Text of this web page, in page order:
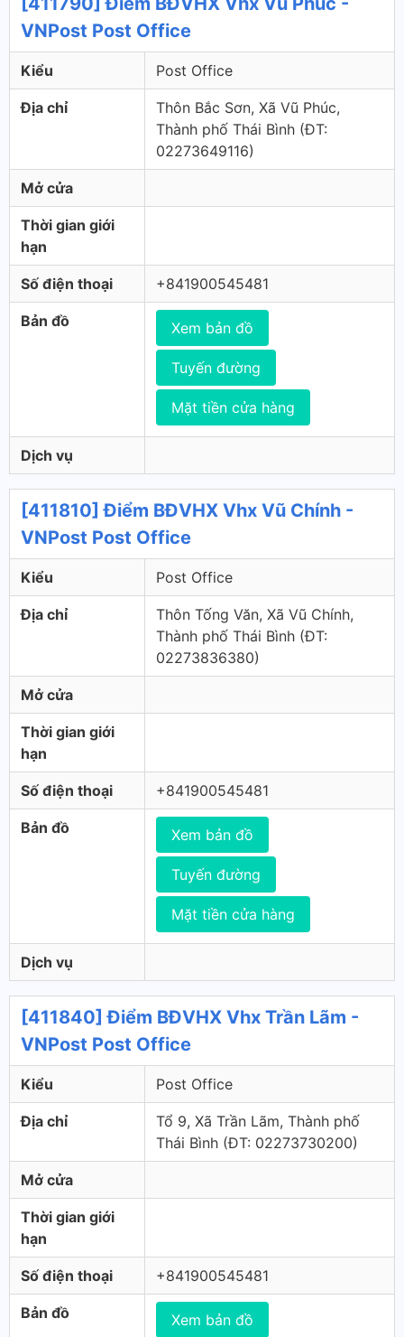
VNPost Post Office
Kiểu Post Office
Địa chỉ
Thôn Bắc Sơn, Xã Vũ Phúc,
Thành phố Thái Bình (ÐT:
02273649116)
Mở cửa
Thời gian giới
hạn
Số điện thoại +841900545481
Bản đồ Xem bản đồ
Tuyến đường
Mặt tiền cửa hàng
Dịch vụ
[411810] Điểm BĐVHX Vhx Vũ Chính -
VNPost Post Office
Kiểu Post Office
Địa chỉ
Thôn Tống Văn, Xã Vũ Chính,
Thành phố Thái Bình (ÐT:
02273836380)
Mở cửa
Thời gian giới
hạn
Số điện thoại +841900545481
Bản đồ Xem bản đồ
Tuyến đường
Mặt tiền cửa hàng
Dịch vụ
[411840] Điểm BĐVHX Vhx Trần Lãm -
VNPost Post Office
Kiểu Post Office
Địa chỉ
Tổ 9, Xã Trần Lãm, Thành phố
Thái Bình (ÐT: 02273730200)
Mở cửa
Thời gian giới
hạn
Số điện thoại +841900545481
Bản đồ Xem bản đồ